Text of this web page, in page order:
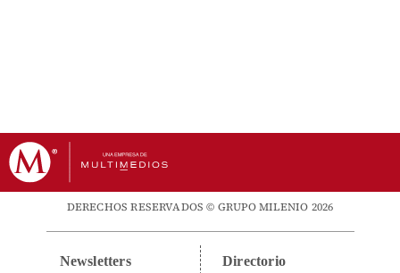
DERECHOS RESERVADOS © GRUPO MILENIO 2026
Newsletters Directorio